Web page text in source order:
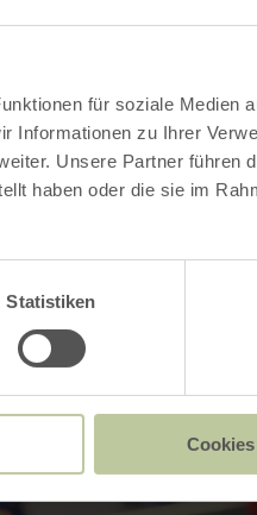
für soziale Medien
Informationen zu Ihrer
Unsere Partner führen
haben oder die sie im
Statistiken